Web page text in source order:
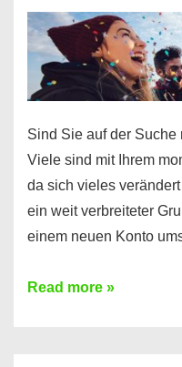
ohne
Einkommensnachweis
Sind Sie auf der
Viele sind mit Ihrem
da sich vieles
ein weit verbreiteter
einem neuen Konto
Konto
Read more »